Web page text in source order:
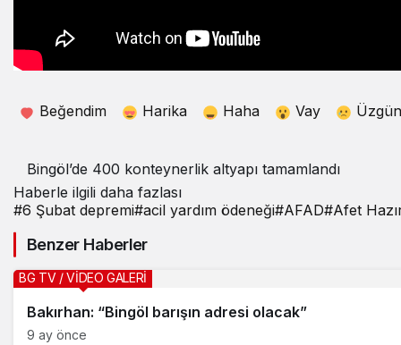
Beğendim Harika Haha Vay Üzgün
Bingöl’de 400 konteynerlik altyapı tamamlandı
Haberle ilgili daha fazlası
#6 Şubat depremi#acil yardım ödeneği#AFAD#Afet
Benzer Haberler
Bakırhan: “Bingöl barışın adresi olacak”
BG TV / VİDEO GALERİ
9 ay önce